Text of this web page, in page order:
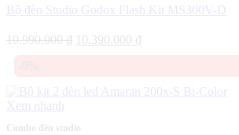
Bộ đèn Studio Godox Flash Kit MS300V-D
10.990.000₫
Giá
10.390.000 ₫
10.390.000 ₫.
Xem nhanh
Combo đèn studio